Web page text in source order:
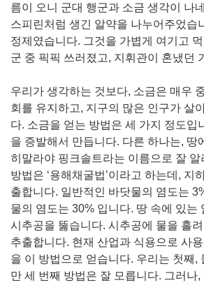
름이 오니 군대 행군과 소금 생각이 나
스피린처럼 생긴 알약을 나누어주었습
정제였습니다. 그것을 가볍게 여기고
군 중 픽픽 쓰러졌고, 지휘관이 혼냈던
우리가 생각하는 것보다, 소금은 매우
회를 유지하고, 지구의 많은 인구가 살
다. 소금을 얻는 방법은 세 가지 정도입
을 증발해서 만듭니다. 다른 하나는, 땅
히말라야 핑크솔트라는 이름으로 잘 알
방법은 ‘용해채굴법’이라고 하는데, 지
출합니다. 일반적인 바닷물의 염도는
물의 염도는 30% 입니다. 땅 속에 있는
시추공을 뚫습니다. 시추공에 물을 흘
추출합니다. 현재 산업과 식용으로 사
을 이 방법으로 얻습니다. 우리는 첫째,
만 세 번째 방법은 잘 모릅니다. 그러나